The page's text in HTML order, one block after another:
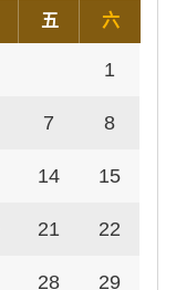
五 六
1
7 8
14 15
21 22
28 29